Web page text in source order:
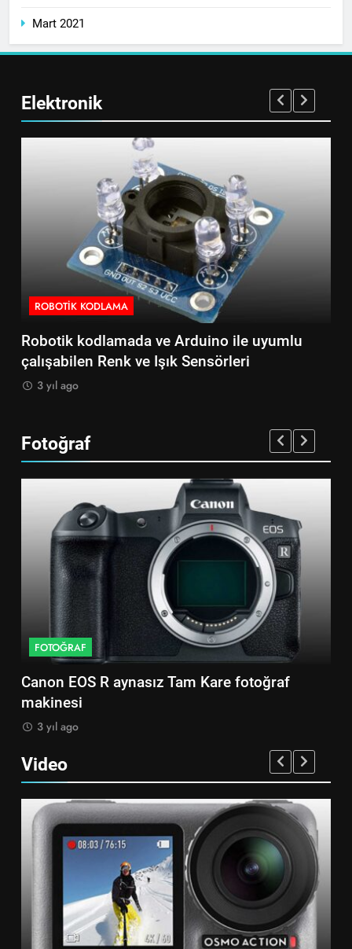
Mart 2021
Elektronik
ROBOTIK KODLAMA
Robotik kodlamada ve Arduino ile uyumlu
çalışabilen Renk ve Işık Sensörleri
3 yıl ago
Fotoğraf
FOTOĞRAF
Canon EOS R aynasız Tam Kare fotoğraf
makinesi
3 yıl ago
Video